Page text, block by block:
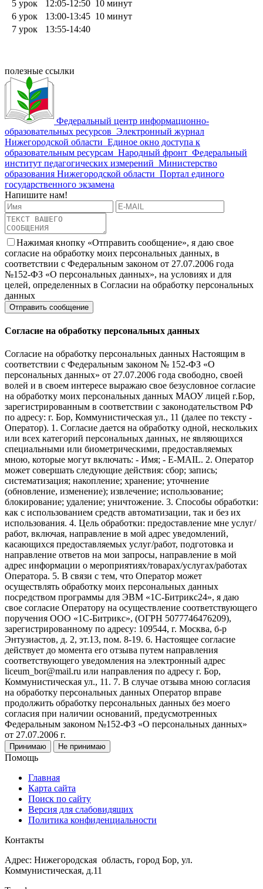
5 урок
12:05-12:50 10 минут
6 урок
13:00-13:45 10 минут
7 урок
13:55-14:40
полезные ссылки
Федеральный центр информационно-
образовательных ресурсов Электронный журнал
Нижегородской области Единое окно доступа к
образовательным ресурсам Народный фронт Федеральный
институт педагогических измерений Министерство
образования Нижегородской области Портал единого
государственного экзамена
Напишите нам!
Нажимая кнопку «Отправить сообщение», я даю свое
согласие на обработку моих персональных данных, в
соответствии с Федеральным законом от 27.07.2006 года
№152-ФЗ «О персональных данных», на условиях и для
целей, определенных в Согласии на обработку персональных
данных
Согласие на обработку персональных данных
Согласие на обработку персональных данных Настоящим в
соответствии с Федеральным законом № 152-ФЗ «О
персональных данных» от 27.07.2006 года свободно, своей
волей и в своем интересе выражаю свое безусловное согласие
на обработку моих персональных данных МАОУ лицей г.Бор,
зарегистрированным в соответствии с законодательством РФ
по адресу: г. Бор, Коммунистическая ул., 11 (далее по тексту -
Оператор). 1. Согласие дается на обработку одной, нескольких
или всех категорий персональных данных, не являющихся
специальными или биометрическими, предоставляемых
мною, которые могут включать: - Имя; - E-MAIL. 2. Оператор
может совершать следующие действия: сбор; запись;
систематизация; накопление; хранение; уточнение
(обновление, изменение); извлечение; использование;
блокирование; удаление; уничтожение. 3. Способы обработки:
как с использованием средств автоматизации, так и без их
использования. 4. Цель обработки: предоставление мне услуг/
работ, включая, направление в мой адрес уведомлений,
касающихся предоставляемых услуг/работ, подготовка и
направление ответов на мои запросы, направление в мой
адрес информации о мероприятиях/товарах/услугах/работах
Оператора. 5. В связи с тем, что Оператор может
осуществлять обработку моих персональных данных
посредством программы для ЭВМ «1С-Битрикс24», я даю
свое согласие Оператору на осуществление соответствующего
поручения ООО «1С-Битрикс», (ОГРН 5077746476209),
зарегистрированному по адресу: 109544, г. Москва, б-р
Энтузиастов, д. 2, эт.13, пом. 8-19. 6. Настоящее согласие
действует до момента его отзыва путем направления
соответствующего уведомления на электронный адрес
liceum_bor@mail.ru или направления по адресу г. Бор,
Коммунистическая ул., 11. 7. В случае отзыва мною согласия
на обработку персональных данных Оператор вправе
продолжить обработку персональных данных без моего
согласия при наличии оснований, предусмотренных
Федеральным законом №152-ФЗ «О персональных данных»
от 27.07.2006 г.
Принимаю Не принимаю
Помощь
Главная
Карта сайта
Поиск по сайту
Версия для слабовидящих
Политика конфиденциальности
Контакты
Адрес: Нижегородская область, город Бор, ул.
Коммунистическая, д.11